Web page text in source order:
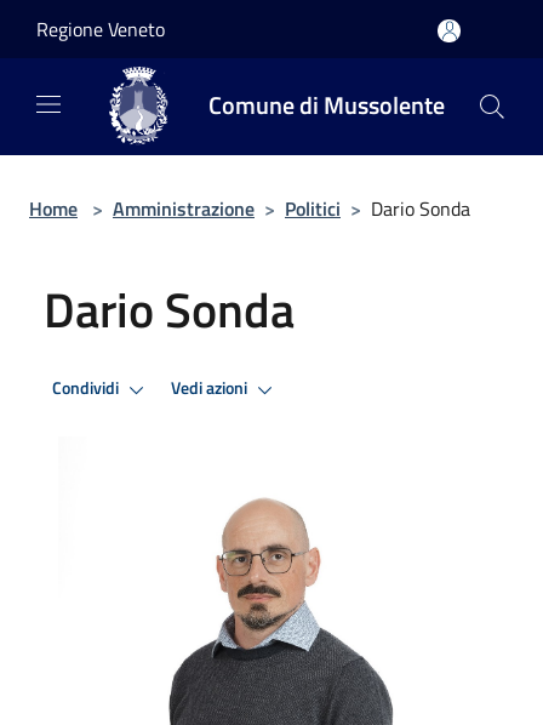
Regione Veneto
Comune di Mussolente
Home > Amministrazione > Politici > Dario Sonda
Dario Sonda
Condividi Vedi azioni